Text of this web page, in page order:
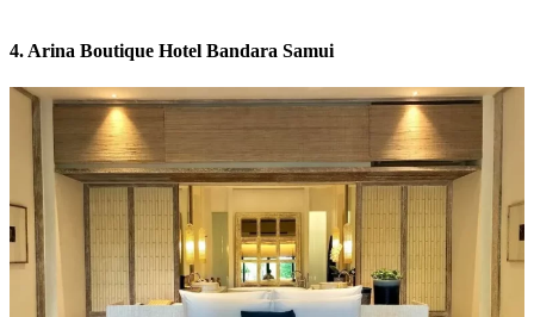
4. Arina Boutique Hotel Bandara Samui